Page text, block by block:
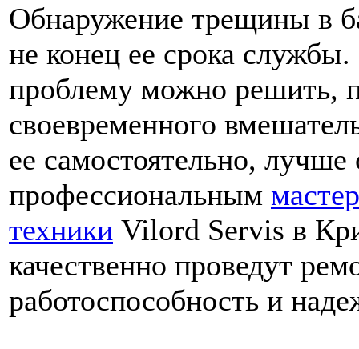
Обнаружение трещины в
не конец ее срока
проблему можно решить,
своевременного
ее самостоятельно, лучше
профессиональным
техники Vilord Servis в
качественно проведут
работоспособность и